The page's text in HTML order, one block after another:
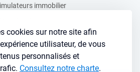
cookies sur notre site afin
utilisateur, de vous
personnalisés et
Consultez notre charte.
immobilier
investir dans l’immobilier ?
gratuite :